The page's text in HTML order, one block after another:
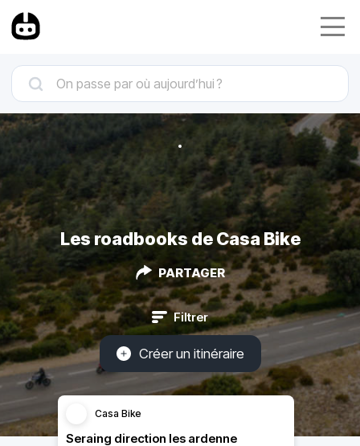
Les roadbooks de Casa Bike
PARTAGER
Filtrer
Créer un itinéraire
Casa Bike
Seraing direction les ardenne